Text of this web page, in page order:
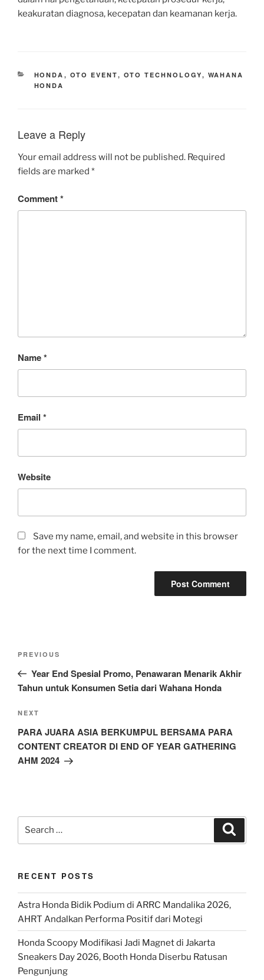
keakuratan diagnosa, kecepatan dan keamanan kerja.
CATEGORIES
HONDA , OTO EVENT, OTO TECHNOLOGY, WAHANA
HONDA
Leave a Reply
Your email address will not be published. Required
fields are marked *
Comment*
Name*
Email *
Website
Save my name, email, and website in this browser
for the next time I comment.
Previous
Post
PREVIOUS
Year End Spesial Promo, Penawaran Menarik Akhir
Tahun untuk Konsumen Setia dari Wahana Honda
Next
Post
NEXT
PARA JUARA ASIA BERKUMPUL BERSAMA PARA
CONTENT CREATOR DI END OF YEAR GATHERING
AHM 2024
Search
for:
RECENT POSTS
Astra Honda Bidik Podium di ARRC Mandalika 2026,
AHRT Andalkan Performa Positif dari Motegi
Honda Scoopy Modifikasi Jadi Magnet di Jakarta
Sneakers Day 2026, Booth Honda Diserbu Ratusan
Pengunjung